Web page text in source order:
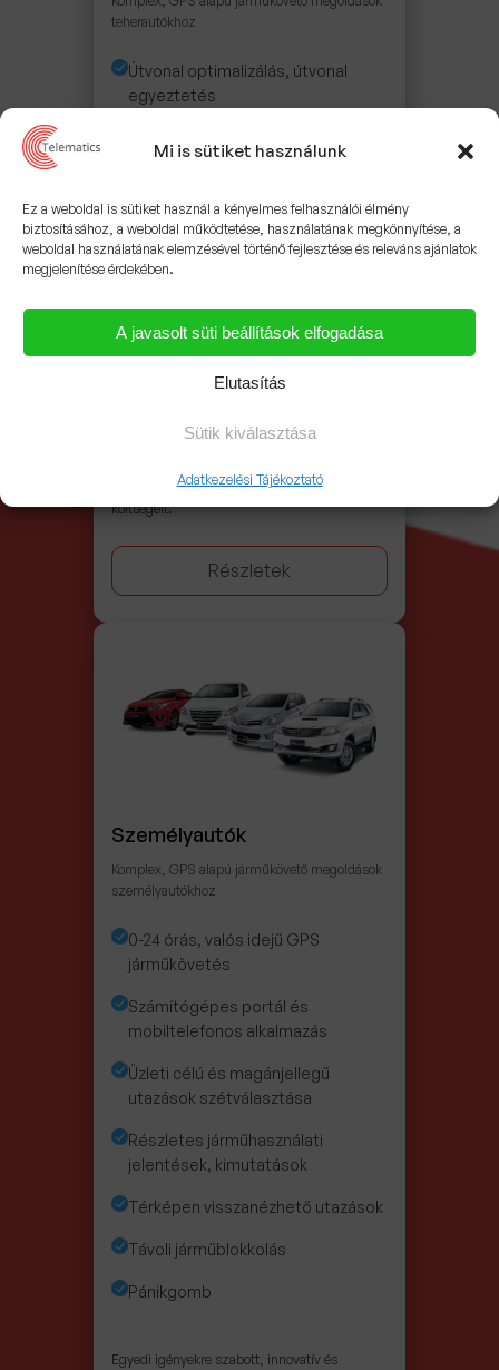
Mi is sütiket használunk
Ez a weboldal is sütiket használ a kényelmes felhasználói élmény
biztosításához, a weboldal működtetése, használatának megkönnyítése, a
weboldal használatának elemzésével történő fejlesztése és releváns ajánlatok
megjelenítése érdekében.
A javasolt süti beállítások elfogadása
Elutasítás
Sütik kiválasztása
Adatkezelési Tájékoztató
teherautókhoz
Útvonal optimalizálás, útvonal
egyeztetés
3,5 tonna feletti teherautókra
Sofőrazonosítás
járműkövetés
Üzemanyagszint mérés
amelyekkel csökkentheti teherautóflottája
költségeit.
Részletek
Személyautók
Komplex, GPS alapú járműkövető megoldások
személyautókhoz
0-24 órás, valós idejű GPS
járműkövetés
Számítógépes portál és
mobiltelefonos alkalmazás
Üzleti célú és magánjellegű
utazások szétválasztása
Részletes járműhasználati
jelentések, kimutatások
Térképen visszanézhető utazások
Távoli járműblokkolás
Pánikgomb
Egyedi igényekre szabott, innovatív és